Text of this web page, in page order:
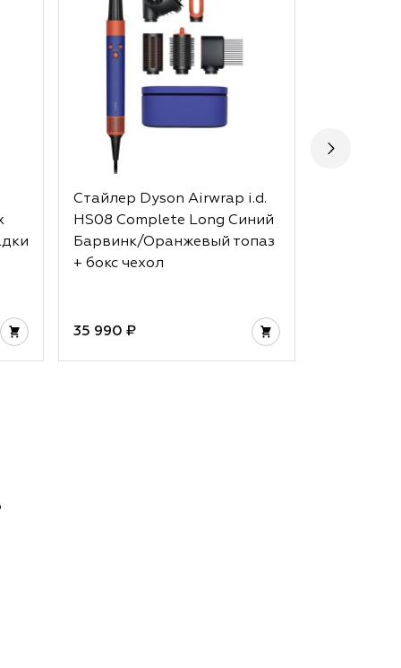
Стайлер Dyson Airwrap i.d.
HS08 Complete Long Синий
Барвинк/Оранжевый топаз
+ бокс чехол
35 990 ₽